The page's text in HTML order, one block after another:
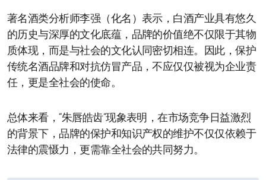
著名酒类分析师李强（化名）表示，白酒产业具有悠久
的历史与深厚的文化底蕴，品牌的价值绝不仅限于其物
质体现，而是与社会的文化认同密切相连。因此，保护
传统名酒品牌和对抗仿冒产品，不应仅仅被视为企业责
任，更是全社会的使命。
总体来看，“朱唇皓齿”现象表明，在市场竞争日益激烈
的背景下，品牌的保护和知识产权的维护不仅仅依赖于
法律的震慑力，更需靠全社会的共同努力。